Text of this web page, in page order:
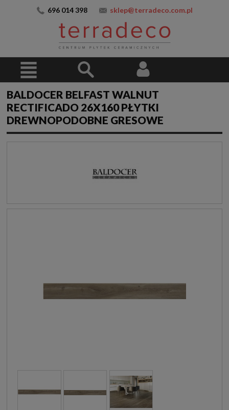
696 014 398 sklep@terradeco.com.pl
BALDOCER BELFAST WALNUT
RECTIFICADO 26X160 PŁYTKI
DREWNOPODOBNE GRESOWE